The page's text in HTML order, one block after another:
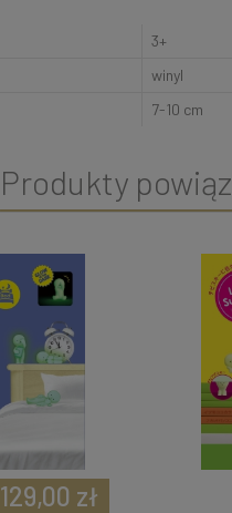
3+
winyl
7-10 cm
Produkty
129,00 zł